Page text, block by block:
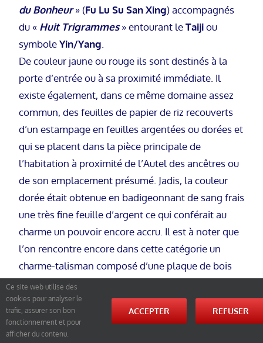
du Bonheur» (Fu Lu Su San Xing) accompagnés
du « Huit Trigrammes» entourant leTaijiou
symboleYin/Yang
De couleur jaune ou rouge ils sont destinés à la
porte d’entrée ou à sa proximité immédiate. Il
existe également, dans ce même domaine assez
commun, des feuilles de papier de riz recouverts
d’un estampage en feuilles argentées ou dorées et
qui se placent dans la pièce principale de
l’habitation à proximité de l’Autel des ancêtres ou
de son emplacement présumé. Jadis, la couleur
dorée était obtenue en badigeonnant de sang frais
une très fine feuille d’argent ce qui conférait au
charme un pouvoir encore accru. Il est à noter que
l’on rencontre encore dans cette catégorie un
charme-talisman composé d’une plaque de bois
octogonale sur laquelle sont peints les Huit
Trigrammes (Bagua ouPa Kua) entourant un
miroir circulaire. Il a essentiellement pour but de
protéger la maison contre l’intrusion intempestive
Ce site web utilise des
cookies pour analyser le
trafic, assurer son bon
fonctionnement et pour
afficher du contenu.
ACCEPTER REFUSER